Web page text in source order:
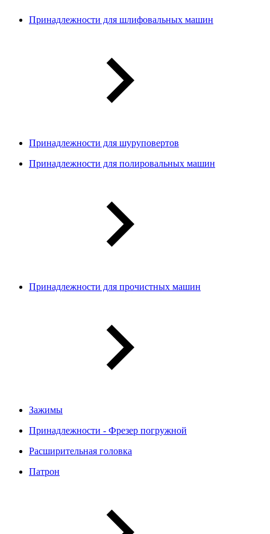
Принадлежности для шлифовальных машин
Принадлежности для шуруповертов
Принадлежности для полировальных машин
Принадлежности для прочистных машин
Зажимы
Принадлежности - Фрезер погружной
Расширительная головка
Патрон